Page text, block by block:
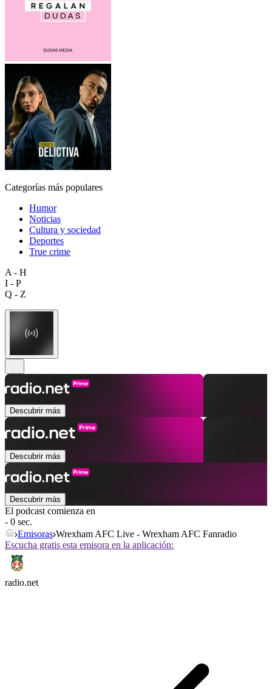
Categorías más populares
Humor
Noticias
Cultura y sociedad
Deportes
True crime
A - H
I - P
Q - Z
Descubrir más
Descubrir más
Descubrir más
El podcast comienza en
- 0 sec.
Emisoras Wrexham AFC Live - Wrexham AFC Fanradio
Escucha gratis esta emisora en la aplicación:
radio.net